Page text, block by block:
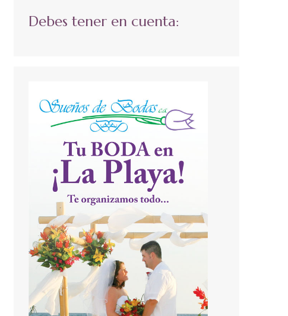
Debes tener en cuenta: